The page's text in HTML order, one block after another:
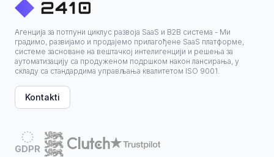
Агенција за потпуни циклус развоја SaaS и B2B система - Ми
градимо, развијамо и продајемо прилагођене SaaS платформе,
системе засноване на вештачкој интелигенцији и решења за
аутоматизацију са продуженом подршком након лансирања, у
складу са стандардима управљања квалитетом ISO 9001.
Kontakti
GDPR